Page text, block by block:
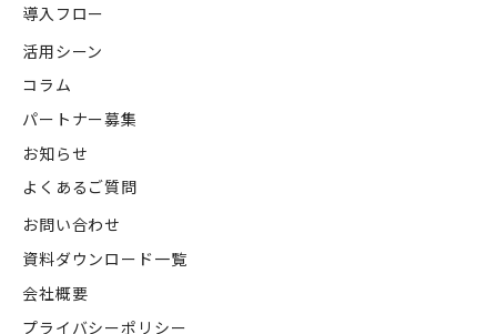
導入フロー
活用シーン
コラム
パートナー募集
お知らせ
よくあるご質問
お問い合わせ
資料ダウンロード一覧
会社概要
プライバシーポリシー